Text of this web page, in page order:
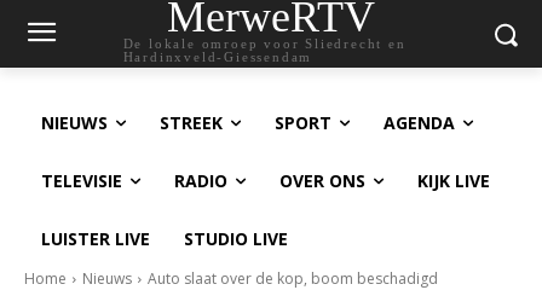
MerweRTV
De lokale omroep voor Sliedrecht en
Hardinxveld-Giessendam
NIEUWS STREEK SPORT AGENDA
TELEVISIE RADIO OVER ONS KIJK LIVE
LUISTER LIVE STUDIO LIVE
Home Nieuws Auto slaat over de kop, boom beschadigd